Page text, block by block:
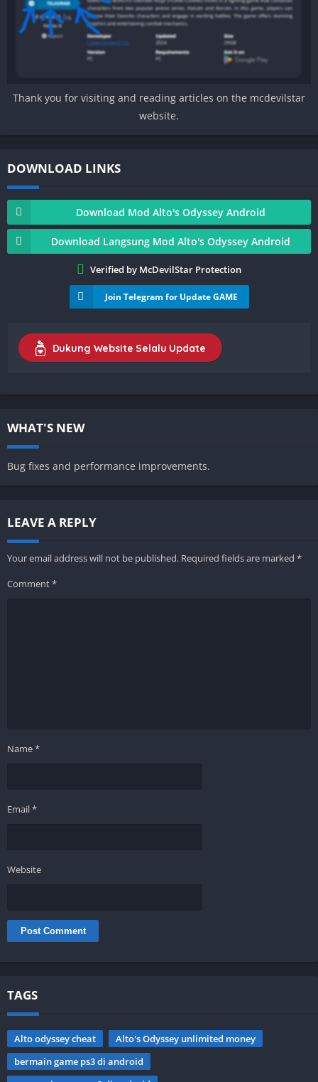
Thank you for visiting and reading articles on the mcdevilstar
website.
DOWNLOAD LINKS
Download Mod Alto's Odyssey Android
Download Langsung Mod Alto's Odyssey Android
Verified by McDevilStar Protection
Join Telegram for Update GAME
Dukung Website Selalu Update
WHAT'S NEW
Bug fixes and performance improvements.
LEAVE A REPLY
Your email address will not be published. Required fields are marked *
Comment*
Name*
Email*
Website
TAGS
Alto odyssey cheat
Alto's Odyssey unlimited money
bermain game ps3 di android